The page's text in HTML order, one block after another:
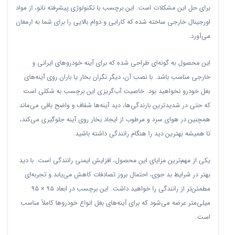
برای حل این مشکلات است. این برچسب با تکنولوژی پیشرفته نانو، از مواد
اورجینال خارجی ساخته شده که کارایی و دوام بالایی را برای شما به ارمغان
می‌آورد.
این محصول به گونه‌ای طراحی شده که برای آینه خودروهای ایرانی و
خارجی مناسب باشد. با نصب آن، دیگر نگران بخار یا باران روی آینه‌های
بغل خودرو نخواهید بود. خاصیت آب‌گریزی این برچسب به شکلی است
که حتی در شدیدترین بارندگی‌ها، دید آینه‌ها شفاف و واضح باقی می‌ماند.
همچنین در هوای سرد و مرطوب از ایجاد بخار روی آینه جلوگیری می‌کند،
تا همیشه بهترین دید را هنگام رانندگی داشته باشید.
یکی از مهم‌ترین مزایای این محصول، افزایش ایمنی رانندگی است. با دید
بهتر در شرایط بد جوی، احتمال بروز تصادفات کاهش می‌یابد و تجربه‌ای
مطمئن‌تر از رانندگی را خواهید داشت. این برچسب در ابعاد ۹۵ × ۹۵
میلی‌متر عرضه می‌شود که برای آینه‌های بغل انواع خودروها کاملاً مناسب
است.